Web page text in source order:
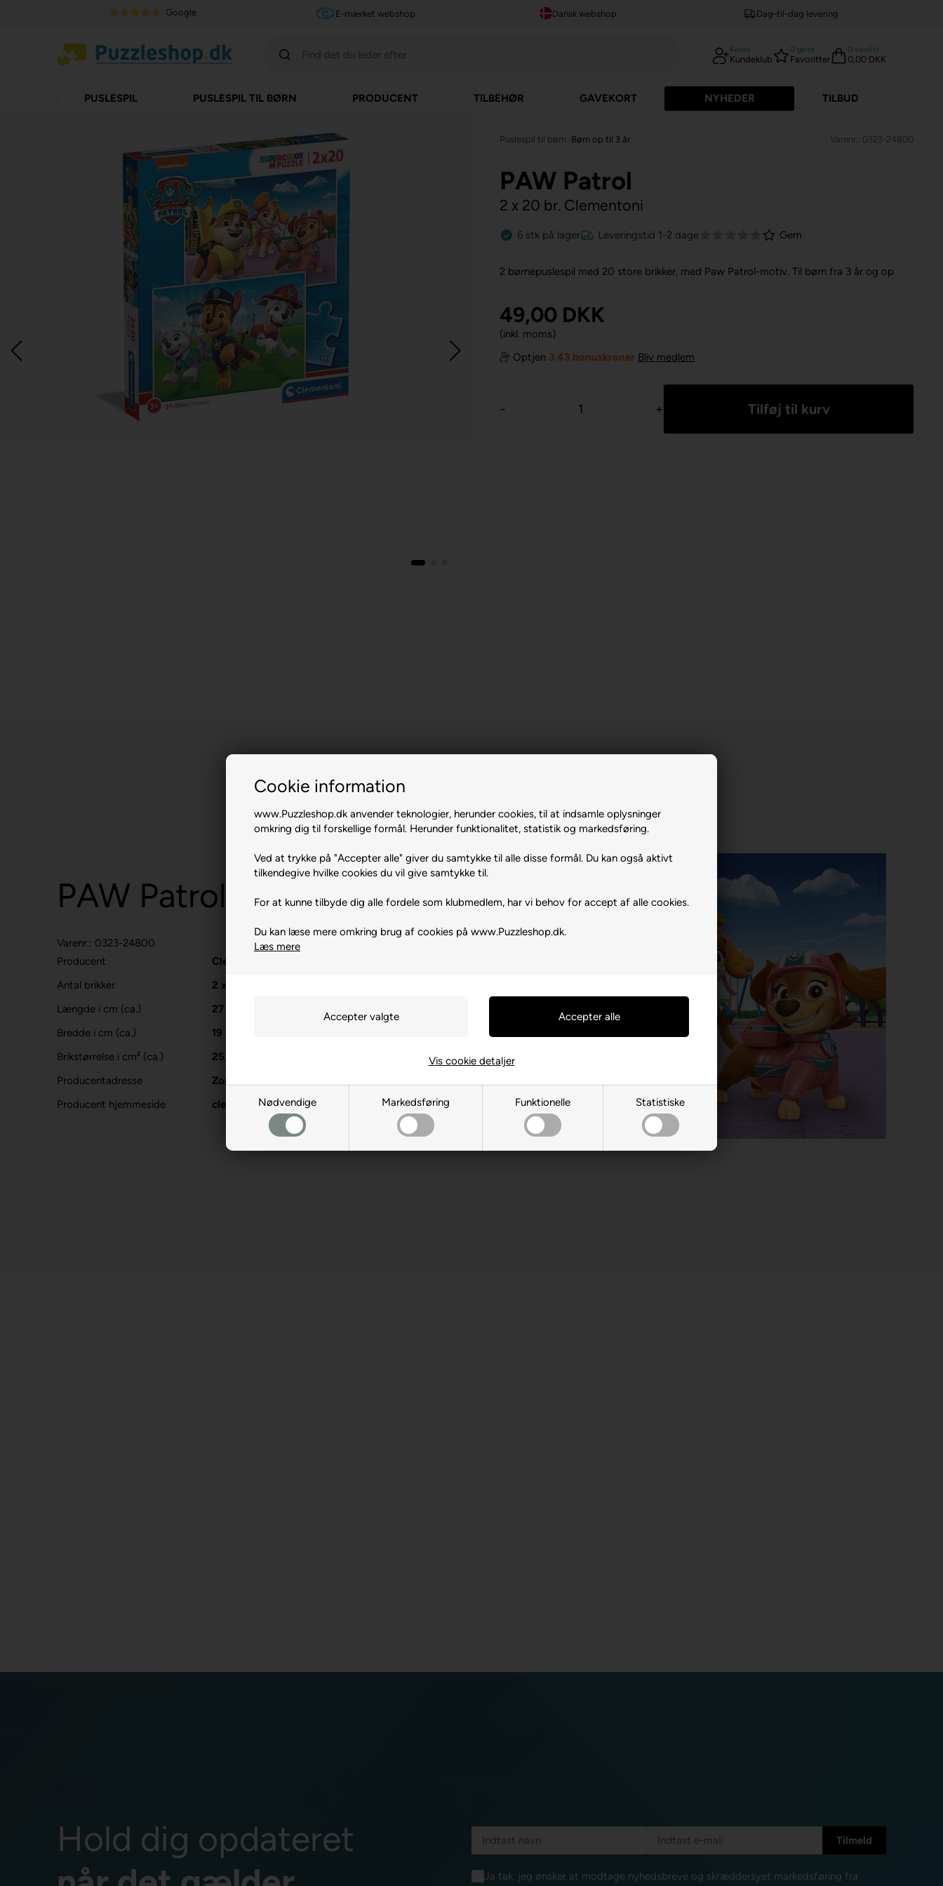
Cookie information
www.Puzzleshop.dk anvender teknologier, herunder cookies, til at indsamle oplysninger
omkring dig til forskellige formål. Herunder funktionalitet, statistik og markedsføring.
Ved at trykke på "Accepter alle" giver du samtykke til alle disse formål. Du kan også aktivt
tilkendegive hvilke cookies du vil give samtykke til.
For at kunne tilbyde dig alle fordele som klubmedlem, har vi behov for accept af alle cookies.
Du kan læse mere omkring brug af cookies på www.Puzzleshop.dk.
Læs mere
Nødvendige Markedsføring Funktionelle Statistiske
Vis cookie detaljer
Google E-mærket webshop Dansk webshop Dag-til-dag levering
Konto
Kundeklub
0 gemt
Favoritter
0 vare(r)
0,00 DKK
PUSLESPIL PUSLESPIL TIL BØRN PRODUCENT TILBEHØR GAVEKORT NYHEDER TILBUD
Puslespil til børn Børn op til 3 år Varenr.: 0323-24800
PAW Patrol
2 x 20 br. Clementoni
6 stk på lager Leveringstid 1-2 dage Gem
2 børnepuslespil med 20 store brikker, med Paw Patrol-motiv. Til børn fra 3 år og op
49,00 DKK
(inkl. moms)
Optjen 3.43 bonuskroner Bliv medlem
- +
PAW Patrol.
Varenr.: 0323-24800
Producent
Clementoni
Antal brikker
2 x 20
Længde i cm (ca.)
27
Bredde i cm (ca.)
19
Brikstørrelse i cm² (ca.)
25,6
Producentadresse
Zona Ind.le Fontenoce SNC - IT-62019 Recanati
Producent hjemmeside
clementoni.com
Hold dig opdateret
Ja tak, jeg ønsker at modtage nyhedsbreve og skræddersyet markedsføring fra